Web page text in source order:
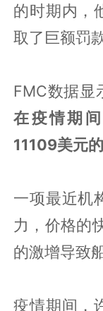
的时期内，
取了巨额罚款
FMC数据显
在疫情期
11109美元的
一项最近机
力，价格的
的激增导致
疫情期间，